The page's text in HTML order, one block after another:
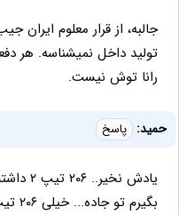
جالبه، از قرار معلوم ایران
تولید داخل نمیشناسه. هر
رانا توش نیست.
حمید: پاسخ
یادش